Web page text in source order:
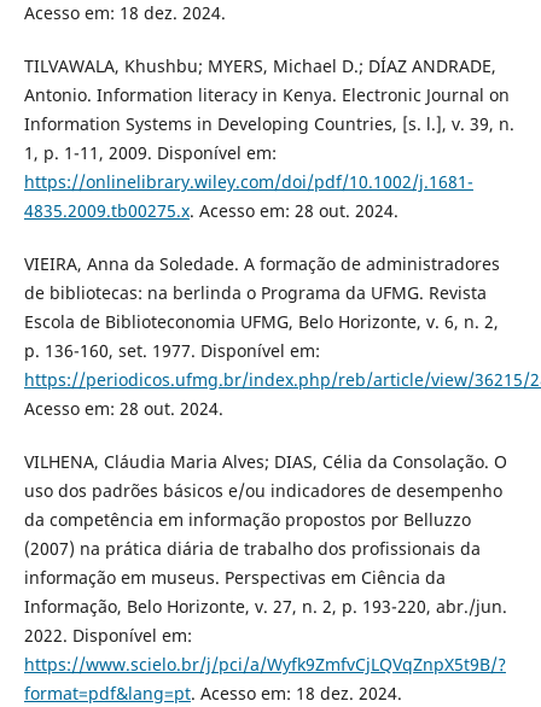
Acesso em: 18 dez. 2024.
TILVAWALA, Khushbu; MYERS, Michael D.; DÍAZ ANDRADE,
Antonio. Information literacy in Kenya. Electronic Journal on
Information Systems in Developing Countries, [s. l.], v. 39, n.
1, p. 1-11, 2009. Disponível em:
https://onlinelibrary.wiley.com/doi/pdf/10.1002/j.1681-
4835.2009.tb00275.x. Acesso em: 28 out. 2024.
VIEIRA, Anna da Soledade. A formação de administradores
de bibliotecas: na berlinda o Programa da UFMG. Revista
Escola de Biblioteconomia UFMG, Belo Horizonte, v. 6, n. 2,
p. 136-160, set. 1977. Disponível em:
https://periodicos.ufmg.br/index.php/reb/article/view/36215/
Acesso em: 28 out. 2024.
VILHENA, Cláudia Maria Alves; DIAS, Célia da Consolação. O
uso dos padrões básicos e/ou indicadores de desempenho
da competência em informação propostos por Belluzzo
(2007) na prática diária de trabalho dos profissionais da
informação em museus. Perspectivas em Ciência da
Informação, Belo Horizonte, v. 27, n. 2, p. 193-220, abr./jun.
2022. Disponível em:
https://www.scielo.br/j/pci/a/Wyfk9ZmfvCjLQVqZnpX5t9B/?
format=pdf&lang=pt. Acesso em: 18 dez. 2024.